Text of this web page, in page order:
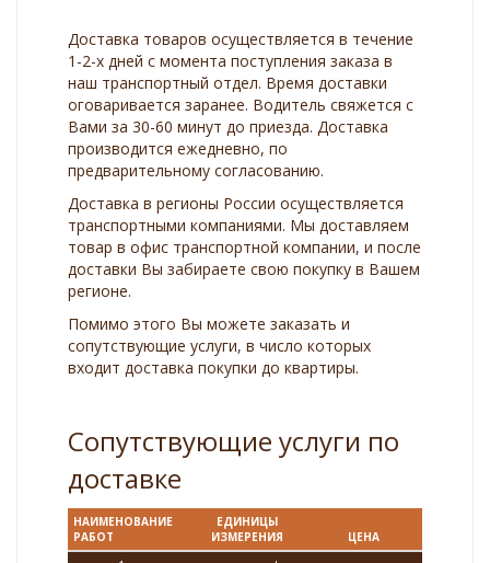
Доставка товаров осуществляется в течение
1-2-х дней с момента поступления заказа в
наш транспортный отдел. Время доставки
оговаривается заранее. Водитель свяжется с
Вами за 30-60 минут до приезда. Доставка
производится ежедневно, по
предварительному согласованию.
Доставка в регионы России осуществляется
транспортными компаниями. Мы доставляем
товар в офис транспортной компании, и после
доставки Вы забираете свою покупку в Вашем
регионе.
Помимо этого Вы можете заказать и
сопутствующие услуги, в число которых
входит доставка покупки до квартиры.
Сопутствующие услуги по
доставке
НАИМЕНОВАНИЕ
РАБОТ
ЕДИНИЦЫ
ИЗМЕРЕНИЯ
ЦЕНА